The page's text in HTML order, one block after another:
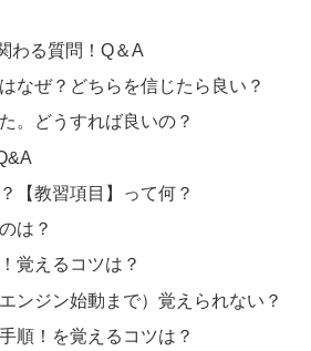
わる質問！Q＆A
なぜ？どちらを信じたら良い？
。どうすれば良いの？
【教習項目】って何？
は？
覚えるコツは？
ンジン始動まで）覚えられない？
順！を覚えるコツは？